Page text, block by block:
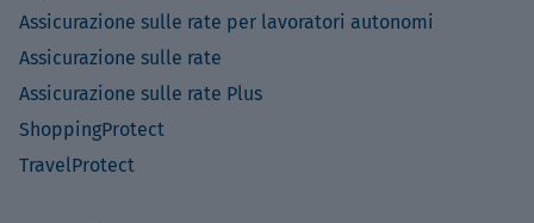
Assicurazione sulle rate per lavoratori autonomi
Assicurazione sulle rate
Assicurazione sulle rate Plus
ShoppingProtect
TravelProtect